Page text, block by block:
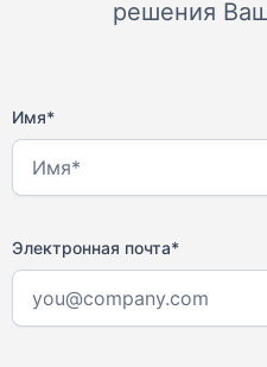
решения
Имя*
Электронная почта*